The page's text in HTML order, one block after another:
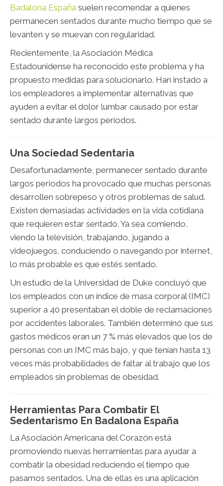
Badalona España suelen recomendar a quienes
permanecen sentados durante mucho tiempo que se
levanten y se muevan con regularidad.
Recientemente, la Asociación Médica
Estadounidense ha reconocido este problema y ha
propuesto medidas para solucionarlo. Han instado a
los empleadores a implementar alternativas que
ayuden a evitar el dolor lumbar causado por estar
sentado durante largos periodos.
Una Sociedad Sedentaria
Desafortunadamente, permanecer sentado durante
largos periodos ha provocado que muchas personas
desarrollen sobrepeso y otros problemas de salud.
Existen demasiadas actividades en la vida cotidiana
que requieren estar sentado. Ya sea comiendo,
viendo la televisión, trabajando, jugando a
videojuegos, conduciendo o navegando por internet,
lo más probable es que estés sentado.
Un estudio de la Universidad de Duke concluyó que
los empleados con un índice de masa corporal (IMC)
superior a 40 presentaban el doble de reclamaciones
por accidentes laborales. También determinó que sus
gastos médicos eran un 7 % más elevados que los de
personas con un IMC más bajo, y que tenían hasta 13
veces más probabilidades de faltar al trabajo que los
empleados sin problemas de obesidad.
Herramientas Para Combatir El
Sedentarismo En Badalona España
La Asociación Americana del Corazón está
promoviendo nuevas herramientas para ayudar a
combatir la obesidad reduciendo el tiempo que
pasamos sentados. Una de ellas es una aplicación